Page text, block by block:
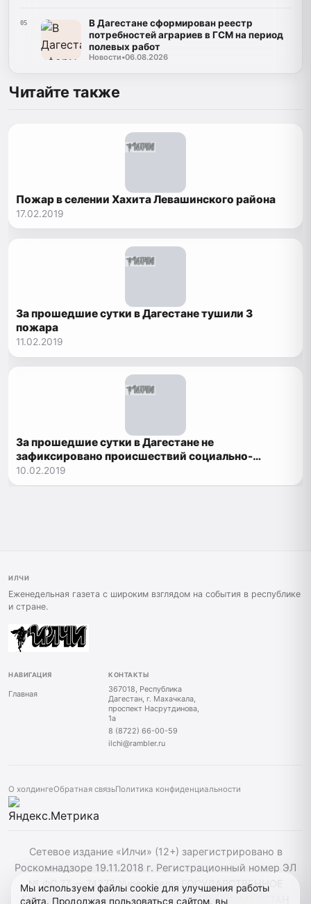
05
В Дагестане сформирован реестр
потребностей аграриев в ГСМ на период
полевых работ
Новости•06.08.2026
Читайте также
Пожар в селении Хахита Левашинского района
17.02.2019
За прошедшие сутки в Дагестане тушили 3
пожара
11.02.2019
За прошедшие сутки в Дагестане не
зафиксировано происшествий социально-
значимого характера
10.02.2019
ИЛЧИ
Еженедельная газета с широким взглядом на события в республике
и стране.
НАВИГАЦИЯ
Главная
КОНТАКТЫ
367018, Республика
Дагестан, г. Махачкала,
проспект Насрутдинова,
1а
8 (8722) 66-00-59
ilchi@rambler.ru
О холдингеОбратная связьПолитика конфиденциальности
Сетевое издание «Илчи» (12+) зарегистрировано в
Роскомнадзоре 19.11.2018 г. Регистрационный номер ЭЛ
№ ФС 77 — 74277. Учредитель: ГОСУДАРСТВЕННОЕ
БЮДЖЕТНОЕ УЧРЕЖДЕНИЕ РЕСПУБЛИКИ ДАГЕСТАН
Мы используем файлы cookie для улучшения работы
сайта. Продолжая пользоваться сайтом, вы